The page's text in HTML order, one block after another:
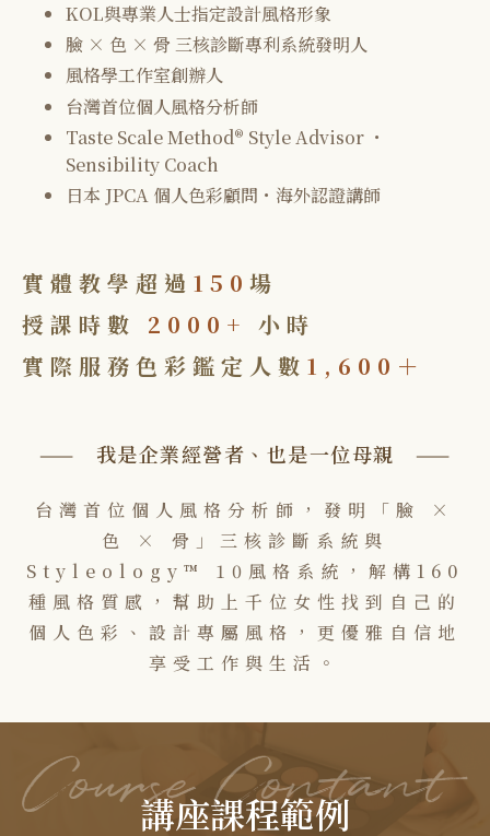
KOL與專業人士指定設計風格形象
臉 × 色 × 骨 三核診斷專利系統發明人
風格學工作室創辦人
台灣首位個人風格分析師
Taste Scale Method® Style Advisor ・
Sensibility Coach
日本 JPCA 個人色彩顧問・海外認證講師
實體教學超過 150 場
授課時數
2000+ 小時
實際服務色彩鑑定人數 1,600＋
—— 我是企業經營者、也是一位母親 ——
台灣首位個人風格分析師，發明「臉 ×
色 × 骨」三核診斷系統與
Styleology™ 10風格系統，解構160
種風格質感，幫助上千位女性找到自己的
個人色彩、設計專屬風格，更優雅自信地
享受工作與生活。
講座課程範例